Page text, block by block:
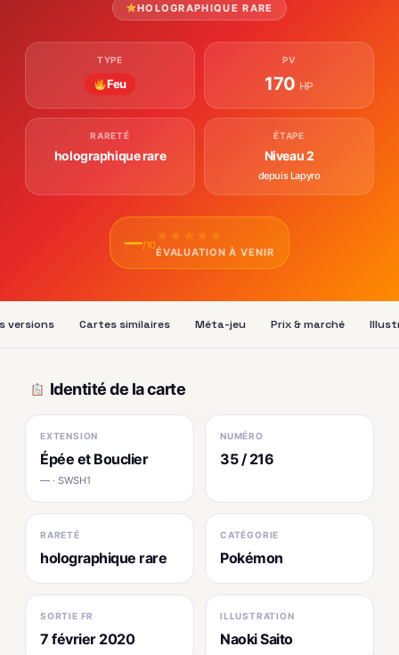
HOLOGRAPHIQUE RARE
TYPE
Feu
PV
170 HP
RARETÉ
holographique rare
ÉTAPE
Niveau 2
depuis Lapyro
—/10
★ ★ ★ ★ ★
ÉVALUATION À VENIR
versions Cartes similaires Méta-jeu Prix & marché
Identité de la carte
EXTENSION
Épée et Bouclier
— · SWSH1
NUMÉRO
35 / 216
RARETÉ
holographique rare
CATÉGORIE
Pokémon
SORTIE FR
7 février 2020
ILLUSTRATION
Naoki Saito